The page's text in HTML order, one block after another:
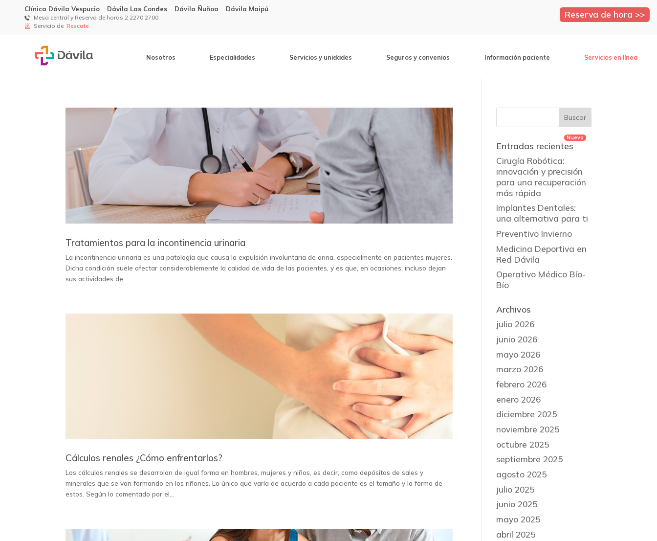
Clínica Dávila Vespucio Dávila Las Condes Dávila Ñuñoa Dávila Maipú Reserva de hora >>
Mesa central y Reserva de horas 2 2270 2700
Servicio de Rescate
Nosotros Especialidades Servicios y unidades Seguros y convenios Información paciente Servicios en línea
Tratamientos para la incontinencia urinaria
La incontinencia urinaria es una patología que causa la expulsión involuntaria de orina, especialmente en pacientes mujeres.
Dicha condición suele afectar considerablemente la calidad de vida de las pacientes, y es que, en ocasiones, incluso dejan
sus actividades de...
Cálculos renales ¿Cómo enfrentarlos?
Los cálculos renales se desarrolan de igual forma en hombres, mujeres y niños, es decir, como depósitos de sales y
minerales que se van formando en los riñones. Lo único que varía de acuerdo a cada paciente es el tamaño y la forma de
estos. Según lo comentado por el...
Entradas recientes
Cirugía Robótica:
innovación y precisión
para una recuperación
más rápida
Implantes Dentales:
una alternativa para ti
Preventivo Invierno
Medicina Deportiva en
Red Dávila
Operativo Médico Bío-
Bío
Archivos
julio 2026
junio 2026
mayo 2026
marzo 2026
febrero 2026
enero 2026
diciembre 2025
noviembre 2025
octubre 2025
septiembre 2025
agosto 2025
julio 2025
junio 2025
mayo 2025
abril 2025